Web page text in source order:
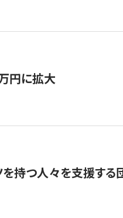
円に拡大
持つ人々を支援する